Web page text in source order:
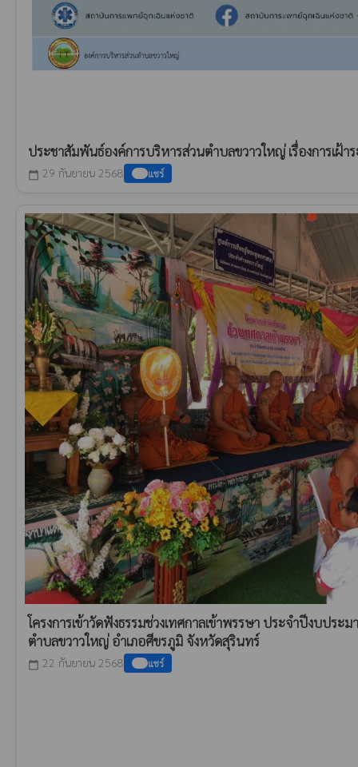
ประชาสัมพันธ์องค์การบริหารส่วนตำบลขวาวใหญ่ เรื่องการเฝ้
calendar_today 29 กันยายน 2568 แชร์
โครงการเข้าวัดฟังธรรมช่วงเทศกาลเข้าพรรษา ประจำปีงบปร
ตำบลขวาวใหญ่ อำเภอศีขรภูมิ จังหวัดสุรินทร์
calendar_today 22 กันยายน 2568 แชร์